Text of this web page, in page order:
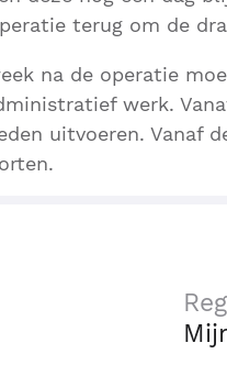
terug om de
na de operatie
werk.
uitvoeren. Vanaf